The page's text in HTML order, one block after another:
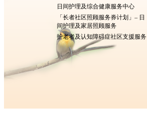
日间护理及综合健康服务中心
「长者社区照顾服务券计划」– 日
间护理及家居照顾服务
护老者及认知障碍症社区支援服务